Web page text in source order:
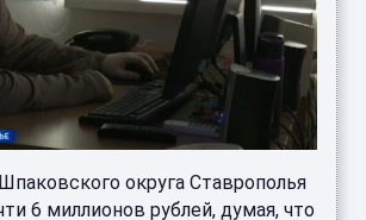
округа Ставрополья
6 миллионов рублей, думая, что